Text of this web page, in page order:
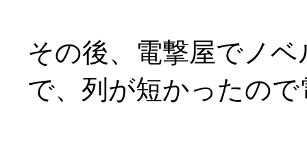
その後、電撃屋でノ
で、列が短かったの